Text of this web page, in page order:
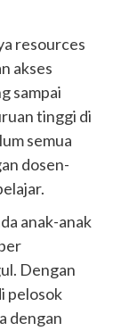
resources
akses
sampai
tinggi di
semua
dosen-
anak-anak
Dengan
pelosok
dengan